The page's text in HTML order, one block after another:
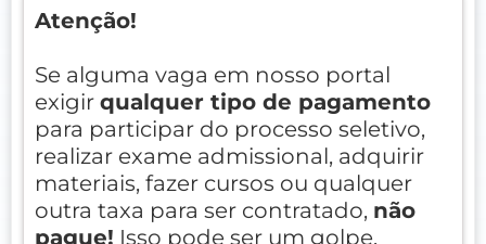
Atenção!
Se alguma vaga em nosso portal
exigir qualquer tipo de pagamento
para participar do processo seletivo,
realizar exame admissional, adquirir
materiais, fazer cursos ou qualquer
outra taxa para ser contratado, não
pague! Isso pode ser um golpe.